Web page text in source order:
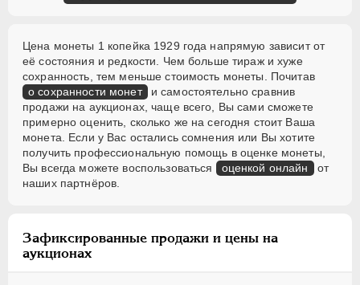
Цена монеты 1 копейка 1929 года напрямую зависит от
её состояния и редкости. Чем больше тираж и хуже
сохранность, тем меньше стоимость монеты. Почитав
о сохранности монет и самостоятельно сравнив
продажи на аукционах, чаще всего, Вы сами сможете
примерно оценить, сколько же на сегодня стоит Ваша
монета. Если у Вас остались сомнения или Вы хотите
получить профессиональную помощь в оценке монеты,
Вы всегда можете воспользоваться
оценкой онлайн от
наших партнёров.
Зафиксированные продажи и цены на
аукционах